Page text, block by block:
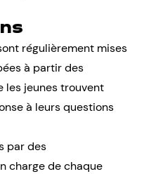
régulièrement mises
à partir des
les jeunes trouvent
à leurs questions
par des
charge de chaque